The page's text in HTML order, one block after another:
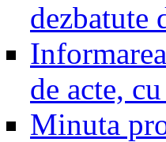
dezbatute
de acte,
Minuta